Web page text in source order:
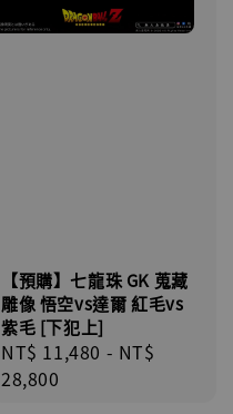
【預購】七龍珠 GK 蒐藏
雕像 悟空vs達爾 紅毛vs
紫毛 [下犯上]
Regular
price
NT$ 11,480 - NT$
28,800